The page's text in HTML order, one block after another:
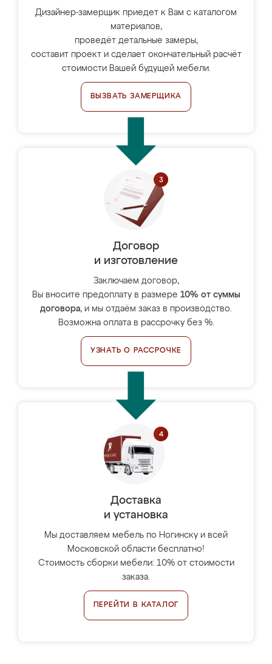
Дизайнер-замерщик приедет к Вам с каталогом
материалов,
проведёт детальные замеры,
составит проект и сделает окончательный расчёт
стоимости Вашей будущей мебели.
ВЫЗВАТЬ ЗАМЕРЩИКА
Договор
и изготовление
Заключаем договор,
Вы вносите предоплату в размере 10% от суммы
договора, и мы отдаём заказ в производство.
Возможна оплата в рассрочку без %.
УЗНАТЬ О РАССРОЧКЕ
Доставка
и установка
Мы доставляем мебель по Ногинску и всей
Московской области бесплатно!
Стоимость сборки мебели: 10% от стоимости
заказа.
ПЕРЕЙТИ В КАТАЛОГ